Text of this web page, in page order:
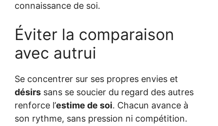
connaissance de soi.
Éviter la comparaison
avec autrui
Se concentrer sur ses propres envies et
désirs sans se soucier du regard des autres
renforce l’estime de soi. Chacun avance à
son rythme, sans pression ni compétition.